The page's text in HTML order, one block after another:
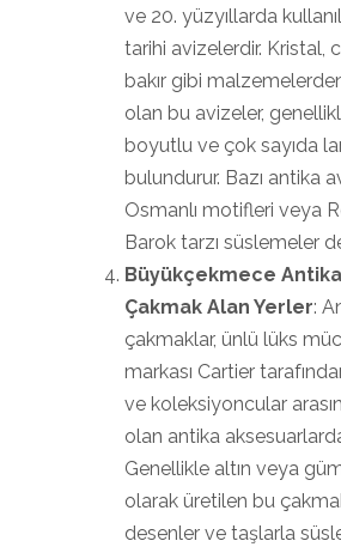
ve 20. yüzyıllarda
tarihi avizelerdir. Kristal,
bakır gibi
olan bu avizeler,
boyutlu ve çok sayıda
bulundurur. Bazı antika
Osmanlı motifleri veya
Barok tarzı süslemeler
Büyükçekmece
Çakmak Alan Yerler:
çakmaklar, ünlü lüks
markası Cartier
ve koleksiyoncular
olan antika
Genellikle altın veya
olarak üretilen bu
desenler ve taşlarla